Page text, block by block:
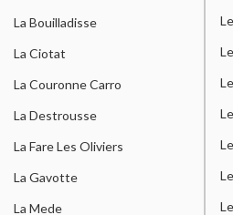
La Bouilladisse
La Ciotat
La Couronne Carro
La Destrousse
La Fare Les Oliviers
La Gavotte
La Mede